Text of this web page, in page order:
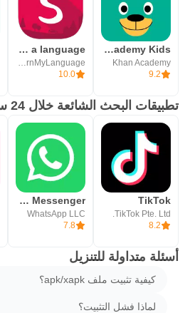
Khan Academy Kids
Khan Academy
9.2
Speekoo - Learn a language
10.0
تطبيقات البحث الشائعة خلال 24 ساعة
TikTok
TikTok Pte. Ltd.
8.2
WhatsApp Messenger - واتساب مسنجر
WhatsApp LLC
7.8
أسئلة متداولة للتنزيل
كيفية تثبيت ملف apk/xapk؟
لماذا فشل التثبيت؟